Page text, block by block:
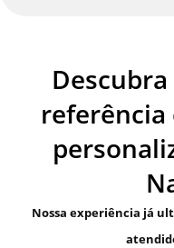
Nossa experiência já